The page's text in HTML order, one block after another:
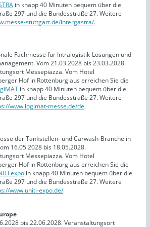
in knapp 40 Minuten bequem über die
297 und die Bundesstraße 27. Weitere
stuttgart.de/intergastra/.
Fachmesse für Intralogistik-Lösungen und
Vom 21.03.2028 bis 23.03.2028.
Messepiazza. Vom Hotel
Hof in Rottenburg aus erreichen Sie die
in knapp 40 Minuten bequem über die
297 und die Bundesstraße 27. Weitere
www.logimat-messe.de/de.
der Tankstellen- und Carwash-Branche in
16.05.2028 bis 18.05.2028.
Messepiazza. Vom Hotel
Hof in Rottenburg aus erreichen Sie die
expo in knapp 40 Minuten bequem über die
297 und die Bundesstraße 27. Weitere
www.uniti-expo.de/.
bis 22.06.2028. Veranstaltungsort